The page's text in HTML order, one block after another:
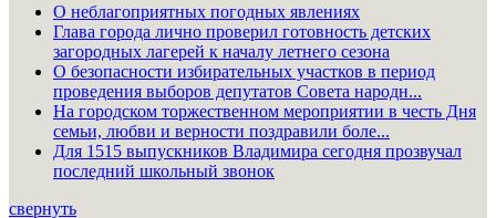
О неблагоприятных погодных явлениях
Глава города лично проверил готовность детских
загородных лагерей к началу летнего сезона
О безопасности избирательных участков в период
проведения выборов депутатов Совета народн...
На городском торжественном мероприятии в честь Дня
семьи, любви и верности поздравили боле...
Для 1515 выпускников Владимира сегодня прозвучал
последний школьный звонок
свернуть